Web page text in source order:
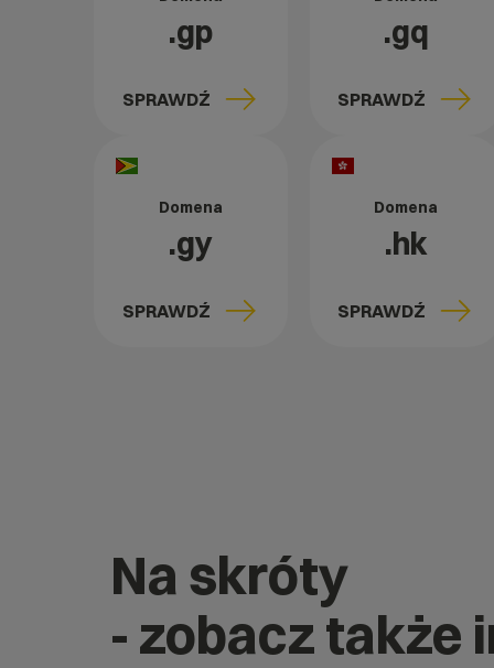
.gp
SPRAWDŹ
.gq
SPRAWDŹ
Domena
.gy
SPRAWDŹ
Domena
.hk
SPRAWDŹ
Na skróty
- zobacz także